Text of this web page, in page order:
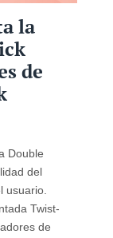
la
de
Double
del
usuario.
Twist-
de